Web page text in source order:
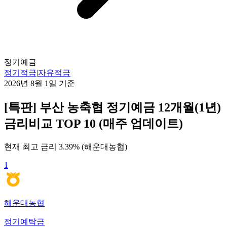
정기예금
정기적금|자유적금
2026년 8월 1일 기준
[특판] 부산 농축협 정기예금 12개월(1년)
금리비교 TOP 10 (매주 업데이트)
현재 최고 금리 3.39% (해운대농협)
1
해운대농협
정기예탁금